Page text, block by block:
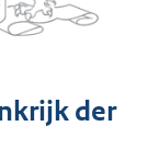
der